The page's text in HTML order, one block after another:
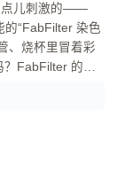
点儿刺激的——
“FabFilter 染色